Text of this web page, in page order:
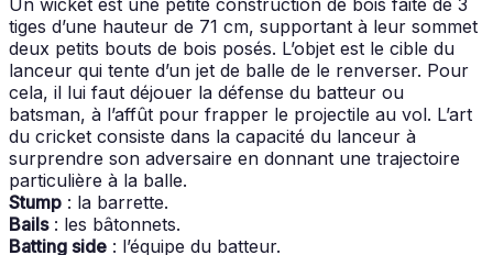
tiges d’une hauteur de 71 cm, supportant à leur sommet
deux petits bouts de bois posés. L’objet est le cible du
lanceur qui tente d’un jet de balle de le renverser. Pour
cela, il lui faut déjouer la défense du batteur ou
batsman, à l’affût pour frapper le projectile au vol. L’art
du cricket consiste dans la capacité du lanceur à
surprendre son adversaire en donnant une trajectoire
particulière à la balle.
Stump : la barrette.
Bails: les bâtonnets.
Batting side : l’équipe du batteur.